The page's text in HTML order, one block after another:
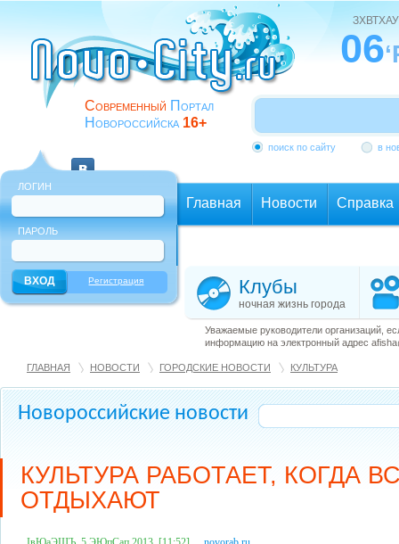
Современный Портал
Новороссийска 16+
ЗХВТХАУ
06
поиск по сайту в
ЛОГИН
ПАРОЛЬ
Регистрация
Главная Новости Справка
Клубы
ночная жизнь города
Уважаемые руководители организаций,
информацию на электронный адрес
ГЛАВНАЯ НОВОСТИ ГОРОДСКИЕ НОВОСТИ КУЛЬТУРА
Новороссийские новости
КУЛЬТУРА РАБОТАЕТ, КОГДА
ОТДЫХАЮТ